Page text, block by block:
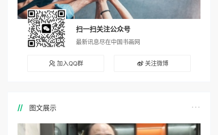
扫一扫关注公众号
最新讯息尽在中国书画网
加入QQ群 关注微博
图文展示